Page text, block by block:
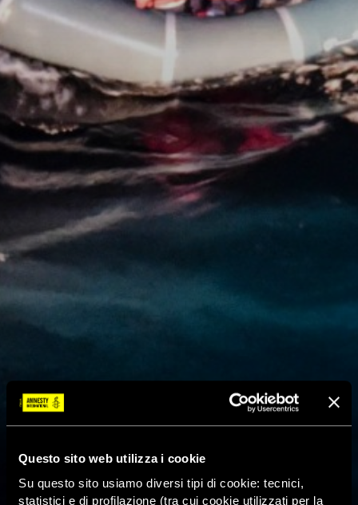
Questo sito web utilizza i cookie
Su questo sito usiamo diversi tipi di cookie: tecnici,
statistici e di profilazione (tra cui cookie utilizzati per la